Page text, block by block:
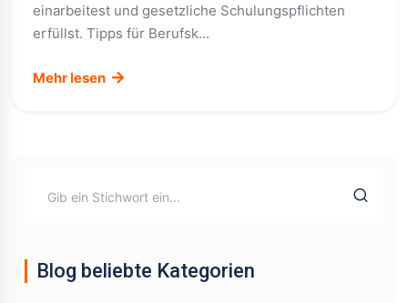
einarbeitest und gesetzliche Schulungspflichten
erfüllst. Tipps für Berufsk...
Mehr lesen
Blog beliebte Kategorien